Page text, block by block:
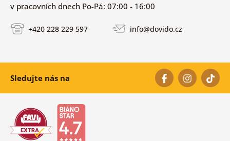
v pracovních dnech Po-Pá: 07:00 - 16:00
+420 228 229 597 info@dovido.cz
Sledujte nás na